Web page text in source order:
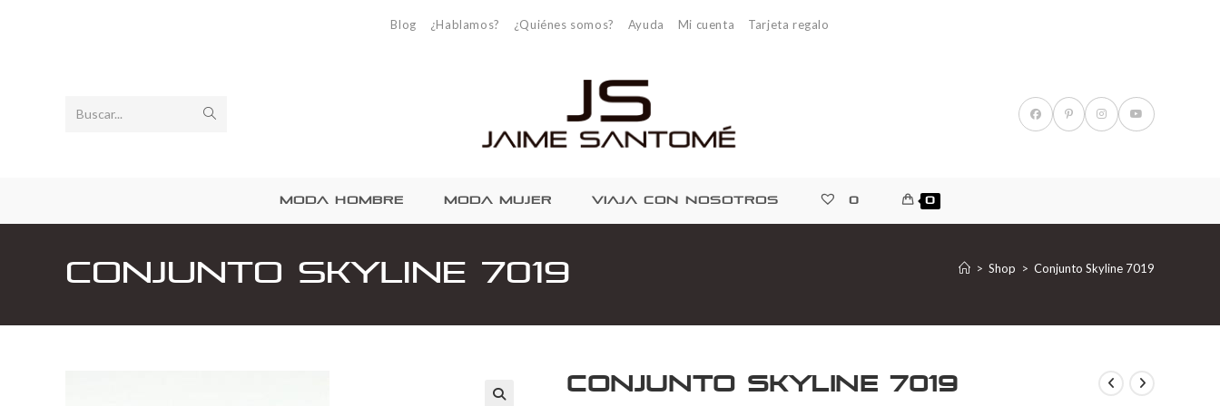
Blog ¿Hablamos? ¿Quiénes somos? Ayuda Mi cuenta Tarjeta regalo
Buscar...
MODA HOMBRE MODA MUJER VIAJA CON NOSOTROS 0 0
Conjunto Skyline 7019 > Shop > Conjunto Skyline 7019
Conjunto Skyline 7019